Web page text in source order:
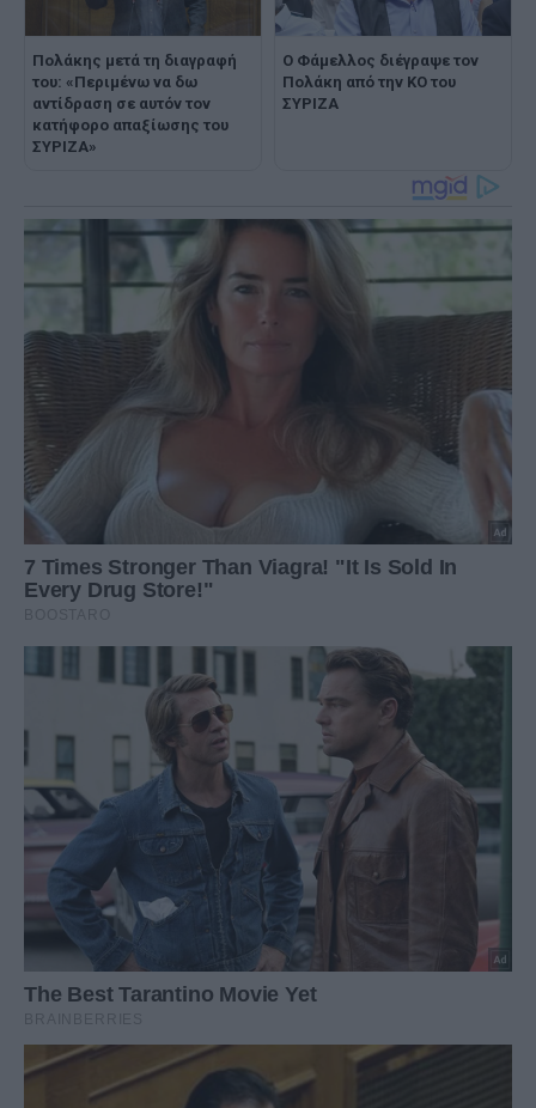
Πολάκης μετά τη διαγραφή
του: «Περιμένω να δω
αντίδραση σε αυτόν τον
κατήφορο απαξίωσης του
ΣΥΡΙΖΑ»
Ο Φάμελλος διέγραψε τον
Πολάκη από την ΚΟ του
ΣΥΡΙΖΑ